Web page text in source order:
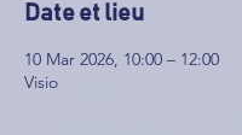
Date et lieu
10 Mar 2026, 10:00 – 12:00
Visio